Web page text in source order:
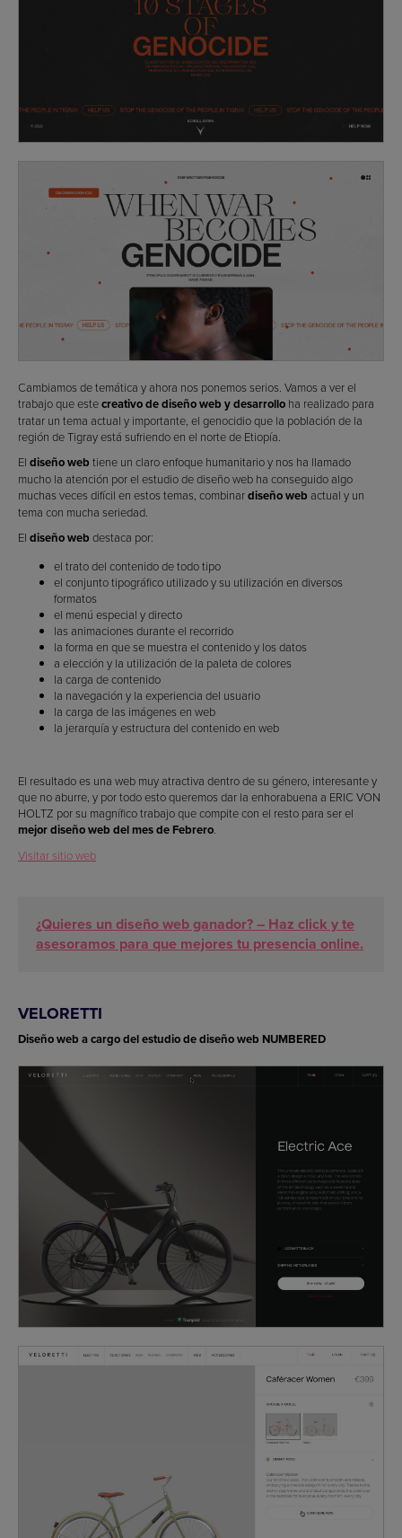
Cambiamos de temática y ahora nos ponemos serios. Vamos a ver el
trabajo que estecreativo de diseño web y desarrollo ha realizado para
tratar un tema actual y importante, el genocidio que la población de la
región de Tigray está sufriendo en el norte de Etiopía.
El diseño web tiene un claro enfoque humanitario y nos ha llamado
mucho la atención por el estudio de diseño web ha conseguido algo
muchas veces difícil en estos temas, combinardiseño web actual y un
tema con mucha seriedad.
El diseño web destaca por:
el trato del contenido de todo tipo
el conjunto tipográfico utilizado y su utilización en diversos
formatos
el menú especial y directo
las animaciones durante el recorrido
la forma en que se muestra el contenido y los datos
a elección y la utilización de la paleta de colores
la carga de contenido
la navegación y la experiencia del usuario
la carga de las imágenes en web
la jerarquía y estructura del contenido en web
El resultado es una web muy atractiva dentro de su género, interesante y
que no aburre, y por todo esto queremos dar la enhorabuena a ERIC VON
HOLTZ por su magnífico trabajo que compite con el resto para ser el
mejor diseño web del mes de Febrero.
Visitar sitio web
¿Quieres un diseño web ganador? – Haz click y te
asesoramos para que mejores tu presencia online.
VELORETTI
Diseño web a cargo del estudio de diseño web NUMBERED